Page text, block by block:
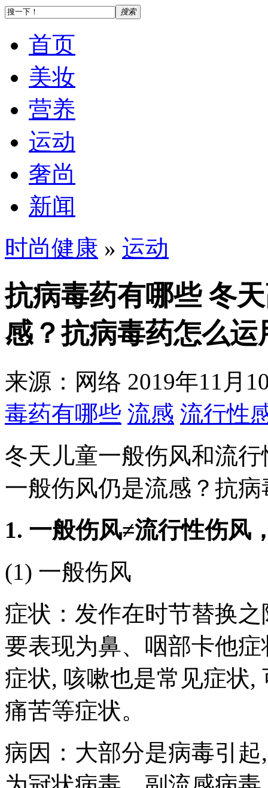
搜索
首页
美妆
营养
运动
奢尚
新闻
时尚健康 » 运动
抗病毒药有哪些 冬
感？抗病毒药怎么运
来源：网络 2019年11月
毒药有哪些 流感 流行性
冬天儿童一般伤风和流
一般伤风仍是流感？抗
1. 一般伤风≠流行性伤风
(1) 一般伤风
症状：发作在时节替换
要表现为鼻、咽部卡他
症状, 咳嗽也是常见症状,
痛苦等症状。
病因：大部分是病毒引